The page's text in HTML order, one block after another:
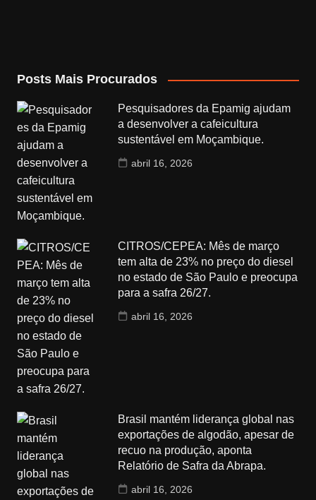
Posts Mais Procurados
Pesquisadores da Epamig ajudam
a desenvolver a cafeicultura
sustentável em Moçambique.
abril 16, 2026
CITROS/CEPEA: Mês de março
tem alta de 23% no preço do diesel
no estado de São Paulo e preocupa
para a safra 26/27.
abril 16, 2026
Brasil mantém liderança global nas
exportações de algodão, apesar de
recuo na produção, aponta
Relatório de Safra da Abrapa.
abril 16, 2026